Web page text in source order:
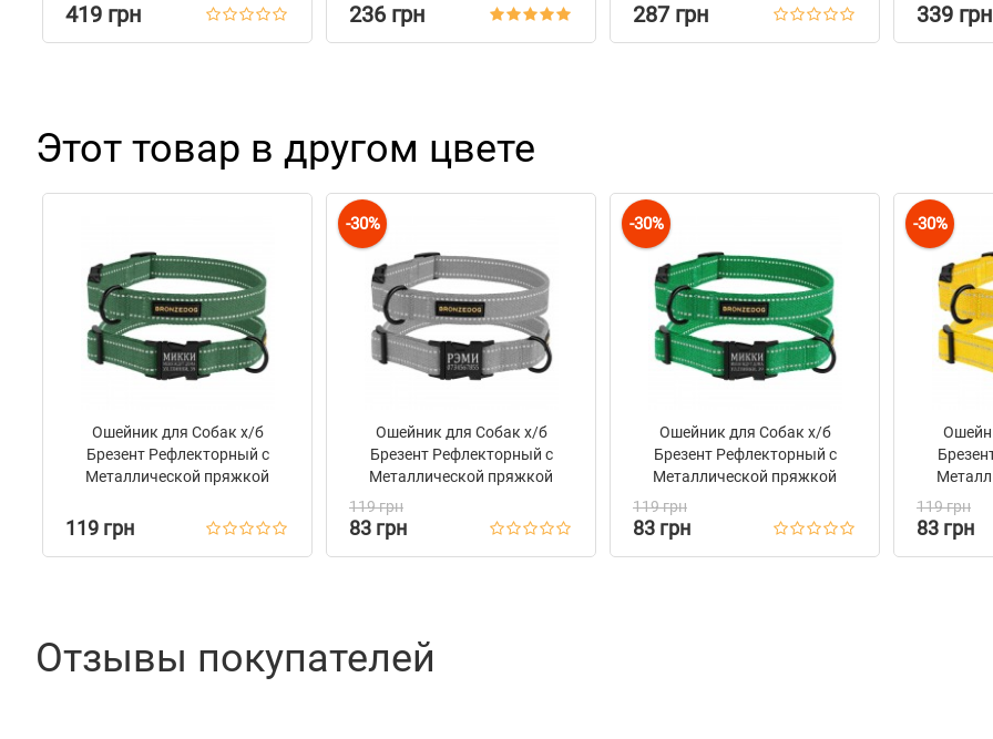
419 грн 236 грн 287 грн 339 грн
Этот товар в другом цвете
Ошейник для Собак х/б
Брезент Рефлекторный c
Металлической пряжкой
119 грн
-30%
Ошейник для Собак х/б
Брезент Рефлекторный c
Металлической пряжкой
Bronzedog Сotton Серый
119 грн
83 грн
-30%
Ошейник для Собак х/б
Брезент Рефлекторный c
Металлической пряжкой
Bronzedog Сotton Изумрудный
119 грн
83 грн
-30%
119 грн
83 грн
Отзывы покупателей